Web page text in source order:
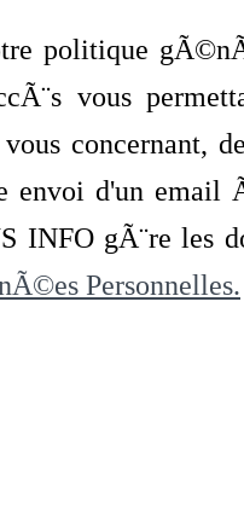
politique
vous
concernant,
envoi d'un
INFO gÃ¨re les
Personnelles.